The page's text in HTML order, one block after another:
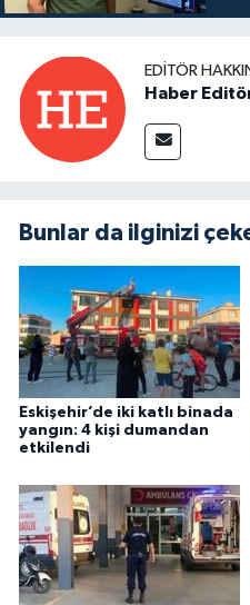
EDITÖR
Haber
Bunlar da ilginizi
Eskişehir’de iki katlı binada
yangın: 4 kişi dumandan
etkilendi